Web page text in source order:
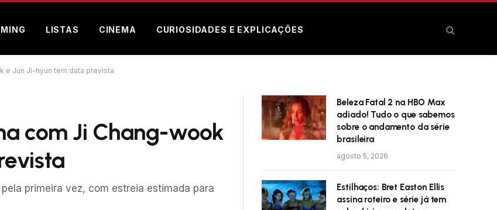
LISTAS CINEMA CURIOSIDADES E EXPLICAÇÕES
e Jun Ji-hyun tem data prevista
com Ji Chang-wook
primeira vez, com estreia estimada para
Beleza Fatal 2 na HBO Max
adiado! Tudo o que sabemos
sobre o andamento da série
brasileira
agosto 5, 2026
Estilhaços: Bret Easton Ellis
assina roteiro e série já tem